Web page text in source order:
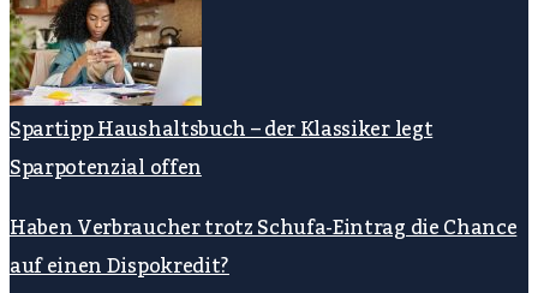
Spartipp Haushaltsbuch – der Klassiker legt
Sparpotenzial offen
Haben Verbraucher trotz Schufa-Eintrag die Chance
auf einen Dispokredit?